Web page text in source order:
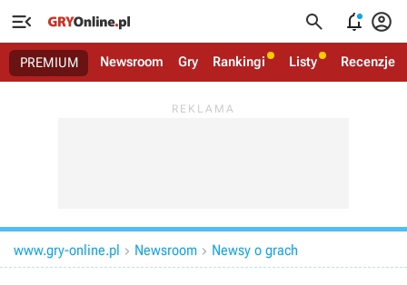
   
PREMIUM Newsroom Gry Rankingi Listy Recenzje
www.gry-online.pl  Newsroom  Newsy o grach